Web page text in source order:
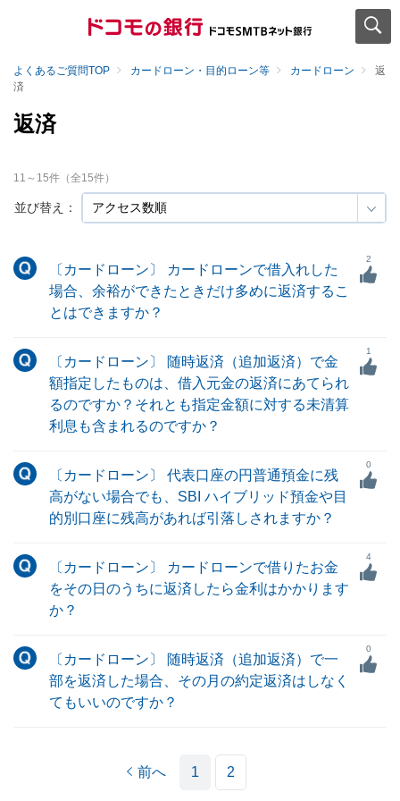
よくあるご質問TOP カードローン・目的ローン等 カードローン
返
済
返済
並び替え：
11 ～ 15件（全15件）
〔カードローン〕 カードローンで借入れした
場合、余裕ができたときだけ多めに返済するこ
とはできますか？
2
〔カードローン〕 随時返済（追加返済）で金
額指定したものは、借入元金の返済にあてられ
るのですか？それとも指定金額に対する未清算
利息も含まれるのですか？
1
〔カードローン〕 代表口座の円普通預金に残
高がない場合でも、SBI ハイブリッド預金や目
的別口座に残高があれば引落しされますか？
0
〔カードローン〕 カードローンで借りたお金
をその日のうちに返済したら金利はかかります
か？
4
〔カードローン〕 随時返済（追加返済）で一
部を返済した場合、その月の約定返済はしなく
てもいいのですか？
0
前へ 1 2